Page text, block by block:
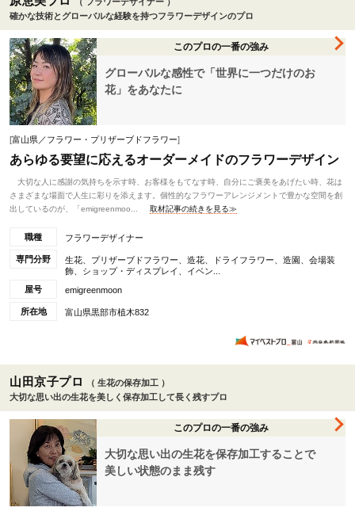
確かな技術とグローバルな経験を持つフラワーデザインのプロ
このプロの一番の強み
グローバルな感性で「世界に一つだけのお
花」をあなたに
[富山県／フラワー・プリザーブドフラワー]
あらゆる要望に応えるオーダーメイドのフラワーデザイン
大切な人に感謝の気持ちを示す時、お客様をもてなす時、自分にご褒美をあげたい時、花は
さまざまな場面で人生に彩りを添えます。個性的なフラワーアレンジメントで豊かな空間を創
出しているのが、「emigreenmoo...
取材記事の続きを見る≫
職種 フラワーデザイナー
専門分野
生花、プリザーブドフラワー、造花、ドライフラワー、造園、会場装
飾、ショップ・ディスプレイ、イベン...
屋号
emigreenmoon
所在地 富山県黒部市植木832
山田京子プロ
（ 生花の保存加工 ）
大切な思い出の生花を美しく保存加工して長く残すプロ
このプロの一番の強み
大切な思い出の生花を保存加工することで
美しい状態のまま残す